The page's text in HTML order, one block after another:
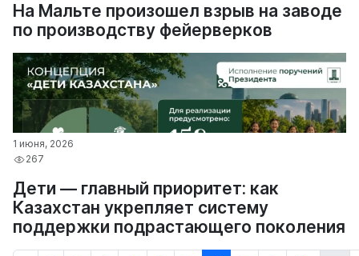
На Мальте произошел взрыв на заводе
по производству фейерверков
1 июня, 2026
267
Дети — главный приоритет: как
Казахстан укрепляет систему
поддержки подрастающего поколения